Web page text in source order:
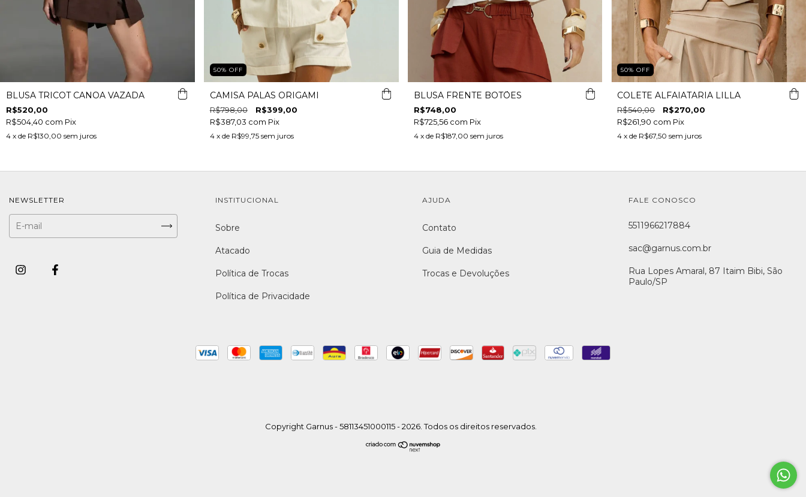
BLUSA TRICOT CANOA VAZADA
R$520,00
R$504,40 com Pix
4 x de R$130,00 sem juros
50% OFF
CAMISA PALAS ORIGAMI
R$798,00
R$399,00
R$387,03 com Pix
4 x de R$99,75 sem juros
BLUSA FRENTE BOTÕES
R$748,00
R$725,56 com Pix
4 x de R$187,00 sem juros
50%OFF
COLETE ALFAIATARIA LILLA
R$540,00
R$270,00
R$261,90 com Pix
4 x de R$67,50 sem juros
NEWSLETTER INSTITUCIONAL
Sobre
Atacado
Política de Trocas
Política de Privacidade
AJUDA
Contato
Guia de Medidas
Trocas e Devoluções
FALE CONOSCO
5511966217884
sac@garnus.com.br
Rua Lopes Amaral, 87 Itaim Bibi, São
Paulo/SP
Copyright Garnus - 58113451000115 - 2026. Todos os direitos reservados.